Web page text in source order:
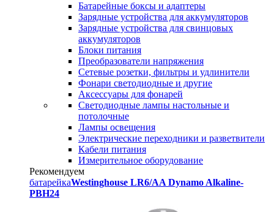
Батарейные боксы и адаптеры
Зарядные устройства для аккумуляторов
Зарядные устройства для свинцовых
аккумуляторов
Блоки питания
Преобразователи напряжения
Сетевые розетки, фильтры и удлинители
Фонари светодиодные и другие
Аксессуары для фонарей
Светодиодные лампы настольные и
потолочные
Лампы освещения
Электрические переходники и разветвители
Кабели питания
Измерительное оборудование
Рекомендуем
батарейкаWestinghouse LR6/AA Dynamo Alkaline-
PBH24